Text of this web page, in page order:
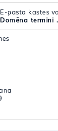
E-pasta kastes
Domēna termini